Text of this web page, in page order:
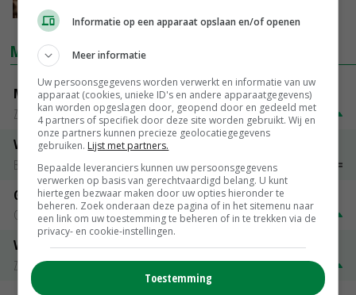
MARKTPRIJZEN
Magere melkpoeder
Zuivel NL
€ 269,00 € 7,00
Vleeskuikens 2001-2600 gr
Barneveld
€ 1,09~
Gerst
Groningen
€ 197,00 € 2,00
Volle melkpoeder
Zuivel NL
€ 345,00 € 20,00
Informatie op een apparaat opslaan en/of openen
Meer informatie
Uw persoonsgegevens worden verwerkt en informatie van uw
apparaat (cookies, unieke ID's en andere apparaatgegevens)
kan worden opgeslagen door, geopend door en gedeeld met
4 partners of specifiek door deze site worden gebruikt. Wij en
onze partners kunnen precieze geolocatiegegevens
gebruiken. Lijst met partners.
Bepaalde leveranciers kunnen uw persoonsgegevens
verwerken op basis van gerechtvaardigd belang. U kunt
hiertegen bezwaar maken door uw opties hieronder te
beheren. Zoek onderaan deze pagina of in het sitemenu naar
een link om uw toestemming te beheren of in te trekken via de
privacy- en cookie-instellingen.
Toestemming